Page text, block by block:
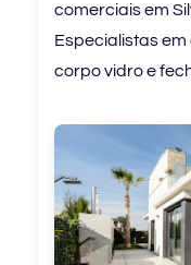
comerciais em
Especialistas
corpo vidro e